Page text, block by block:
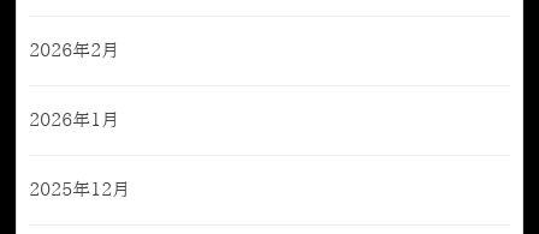
2026年2月
2026年1月
2025年12月